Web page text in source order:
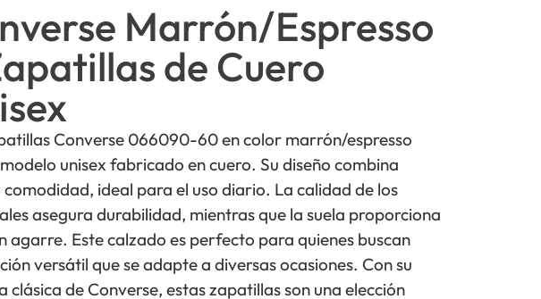
Marrón/Espresso
de Cuero
Converse 066090-60 en color marrón/espresso
unisex fabricado en cuero. Su diseño combina
comodidad, ideal para el uso diario. La calidad de los
asegura durabilidad, mientras que la suela proporciona
agarre. Este calzado es perfecto para quienes buscan
versátil que se adapte a diversas ocasiones. Con su
clásica de Converse, estas zapatillas son una elección